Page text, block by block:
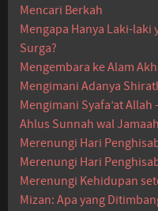
Mencari Berkah
Mengapa Hanya Laki-
Surga?
Mengembara ke Alam
Mengimani Adanya
Mengimani Syafa’at
Ahlus Sunnah wal Jamaah
Merenungi Hari
Merenungi Hari
Merenungi Kehidupan
Mizan: Apa yang